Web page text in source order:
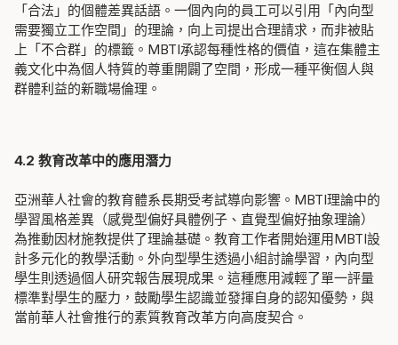
「合法」的個體差異話語。一個內向的員工可以引用「內向型
需要獨立工作空間」的理論，向上司提出合理請求，而非被貼
上「不合群」的標籤。MBTI承認每種性格的價值，這在集體主
義文化中為個人特質的尊重開闢了空間，形成一種平衡個人與
群體利益的新職場倫理。
4.2 教育改革中的應用潛力
亞洲華人社會的教育體系長期受考試導向影響。MBTI理論中的
學習風格差異（感覺型偏好具體例子、直覺型偏好抽象理論）
為推動因材施教提供了理論基礎。教育工作者開始運用MBTI設
計多元化的教學活動。外向型學生透過小組討論學習，內向型
學生則透過個人研究報告展現成果。這種應用減輕了單一評量
標準對學生的壓力，鼓勵學生認識並發揮自身的認知優勢，與
當前華人社會推行的素質教育改革方向高度契合。